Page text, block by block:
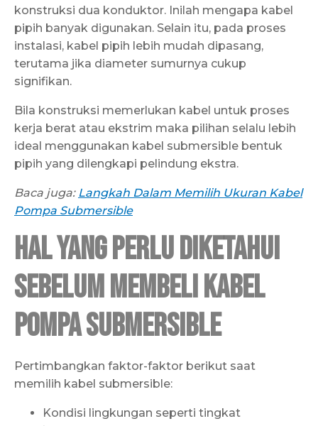
konstruksi dua konduktor. Inilah mengapa kabel
pipih banyak digunakan. Selain itu, pada proses
instalasi, kabel pipih lebih mudah dipasang,
terutama jika diameter sumurnya cukup
signifikan.
Bila konstruksi memerlukan kabel untuk proses
kerja berat atau ekstrim maka pilihan selalu lebih
ideal menggunakan kabel submersible bentuk
pipih yang dilengkapi pelindung ekstra.
Baca juga: Langkah Dalam Memilih Ukuran Kabel
Pompa Submersible
Hal yang Perlu Diketahui
Sebelum Membeli Kabel
Pompa Submersible
Pertimbangkan faktor-faktor berikut saat
memilih kabel submersible:
Kondisi lingkungan seperti tingkat